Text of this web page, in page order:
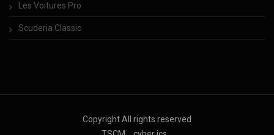
Les Voitures Pro
Scuderia Classic
Copyright All rights reserved